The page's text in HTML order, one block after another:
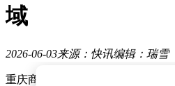
域
2026-06-03来源：快讯编辑：瑞雪
重庆商业领域迎来新动态，一家